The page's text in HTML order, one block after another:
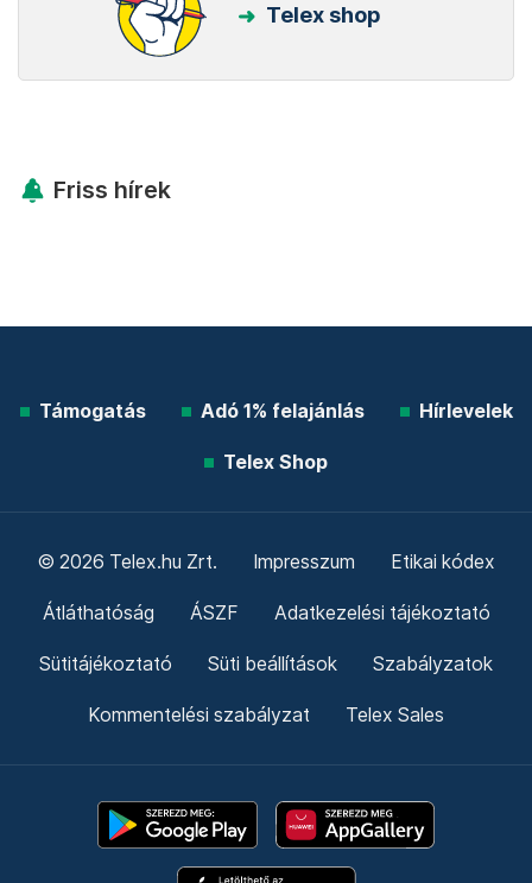
Telex shop
Friss hírek
Támogatás Adó 1% felajánlás Hírlevelek
Telex Shop
© 2026 Telex.hu Zrt. Impresszum Etikai kódex
Átláthatóság ÁSZF Adatkezelési tájékoztató
Sütitájékoztató Süti beállítások Szabályzatok
Kommentelési szabályzat Telex Sales